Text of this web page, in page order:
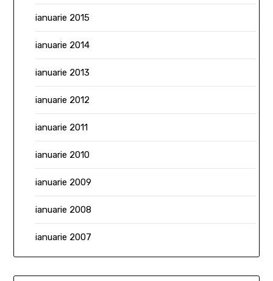
ianuarie 2015
ianuarie 2014
ianuarie 2013
ianuarie 2012
ianuarie 2011
ianuarie 2010
ianuarie 2009
ianuarie 2008
ianuarie 2007